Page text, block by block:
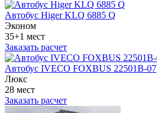
Автобус Higer KLQ 6885 Q
Эконом
35+1 мест
Заказать расчет
Автобус IVECO FOXBUS 22501В-07
Люкс
28 мест
Заказать расчет